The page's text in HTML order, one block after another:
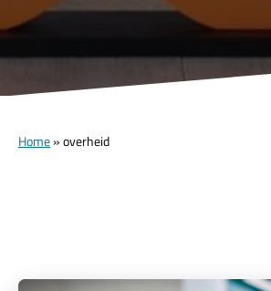
Home»overheid